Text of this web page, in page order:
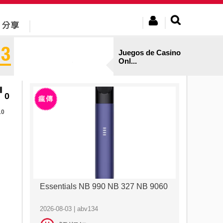
Juegos de Casino
Onl...
0
Essentials NB 990 NB 327 NB 9060
2026-08-03 | abv134